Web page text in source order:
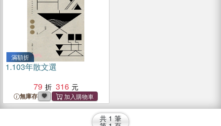
滿額折
1.103年散文選
79
316
無庫存
共 1 筆